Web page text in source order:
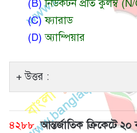
(B)নিউকটন প্রতি কুলম্ব
(C)ফ্যারাড
(D)অ্যাম্পিয়ার
উত্তর :
৪২৮৮. আন্তর্জাতিক ক্রিকেটে